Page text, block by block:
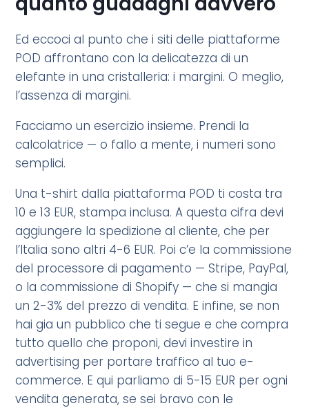
Ed eccoci al punto che i siti delle piattaforme
POD affrontano con la delicatezza di un
elefante in una cristalleria: i margini. O meglio,
l’assenza di margini.
Facciamo un esercizio insieme. Prendi la
calcolatrice — o fallo a mente, i numeri sono
semplici.
Una t-shirt dalla piattaforma POD ti costa tra
10 e 13 EUR, stampa inclusa. A questa cifra devi
aggiungere la spedizione al cliente, che per
l’Italia sono altri 4-6 EUR. Poi c’e la commissione
del processore di pagamento — Stripe, PayPal,
o la commissione di Shopify — che si mangia
un 2-3% del prezzo di vendita. E infine, se non
hai gia un pubblico che ti segue e che compra
tutto quello che proponi, devi investire in
advertising per portare traffico al tuo e-
commerce. E qui parliamo di 5-15 EUR per ogni
vendita generata, se sei bravo con le